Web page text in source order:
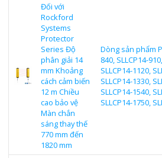
Đối với
Rockford
Systems
Protector
Series Độ
phân giải 14
mm Khoảng
cách cảm biến
12 m Chiều
cao bảo vệ
Màn chắn
sáng thay thế
770 mm đến
1820 mm
Dòng sản phẩm
840, SLLCP14-
SLLCP14-1120,
SLLCP14-1330,
SLLCP14-1540,
SLLCP14-1750,